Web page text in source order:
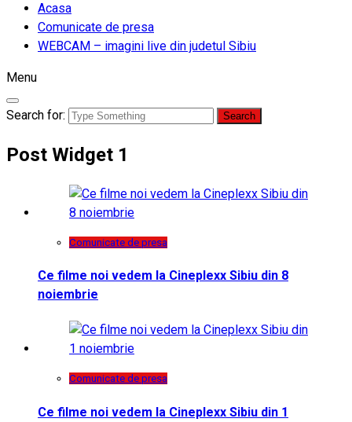
Acasa
Comunicate de presa
WEBCAM – imagini live din judetul Sibiu
Menu
Search for:
Post Widget 1
Comunicate de presa
Ce filme noi vedem la Cineplexx Sibiu din 8
noiembrie
Comunicate de presa
Ce filme noi vedem la Cineplexx Sibiu din 1